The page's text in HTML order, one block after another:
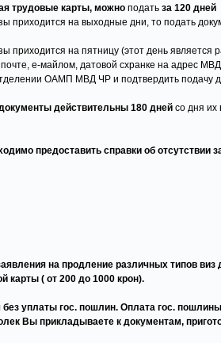
трудовые карты, можно подать за 120 дней
приходится на выходные дни, то подать
приходится на пятницу (этот день
е-майлом, датовой схранке на адрес
ОАМП МВД ЧР и подтвердить подачу
действительны 180 дней со дня их
предоставить справки об отсутствии
на продление различных типов виз
карты ( от 200 до 1000 крон).
уплаты гос. пошлин. Оплата гос.
Вы прикладываете к документам,